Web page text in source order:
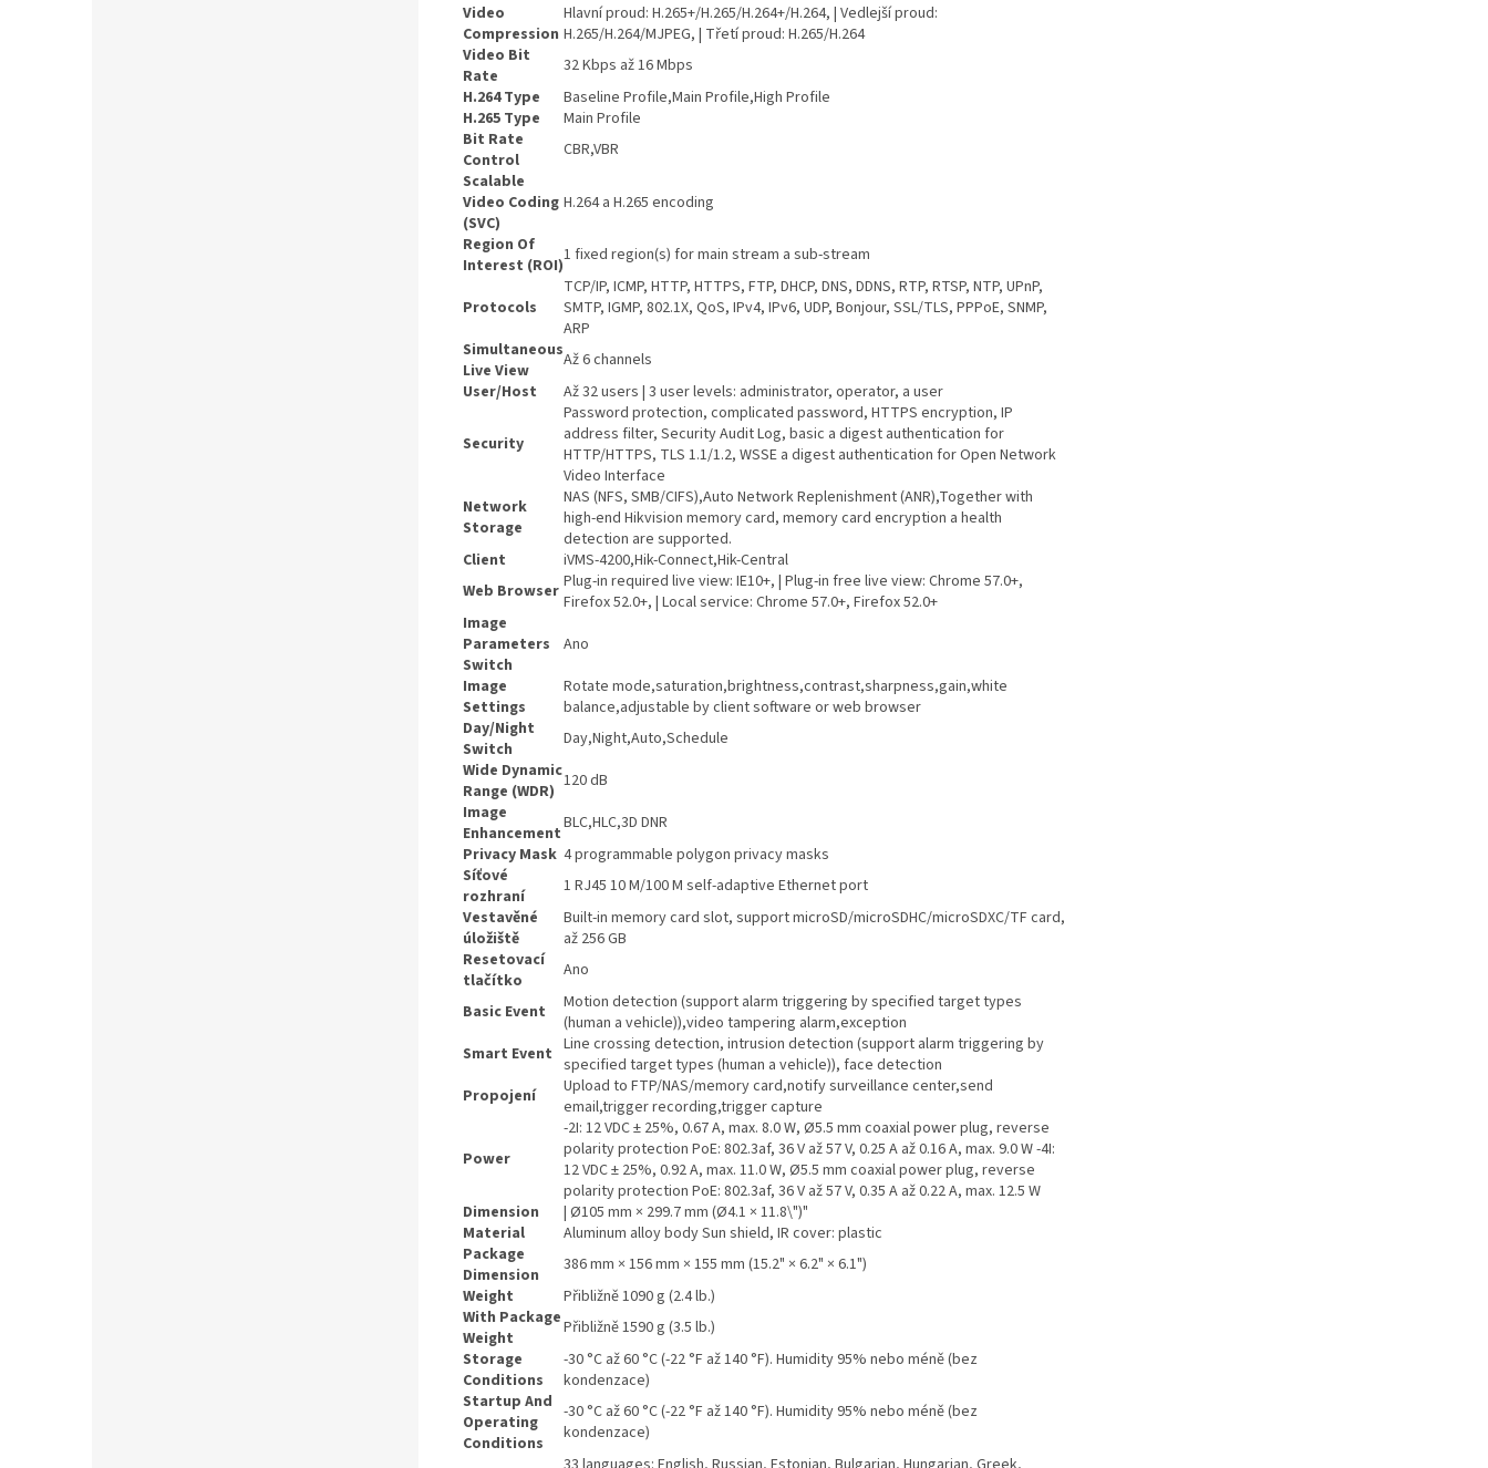
Video
Compression
Hlavní proud: H.265+/H.265/H.264+/H.264, | Vedlejší proud:
H.265/H.264/MJPEG, | Třetí proud: H.265/H.264
Video Bit
Rate
32 Kbps až 16 Mbps
H.264 Type
Baseline Profile,Main Profile,High Profile
H.265 Type
Main Profile
Bit Rate
Control
CBR,VBR
Scalable
Video Coding
(SVC)
H.264 a H.265 encoding
Region Of
Interest (ROI)1 fixed region(s) for main stream a sub-stream
Protocols
TCP/IP, ICMP, HTTP, HTTPS, FTP, DHCP, DNS, DDNS, RTP, RTSP, NTP, UPnP,
SMTP, IGMP, 802.1X, QoS, IPv4, IPv6, UDP, Bonjour, SSL/TLS, PPPoE, SNMP,
ARP
Simultaneous
Live View
Až 6 channels
User/Host
Až 32 users | 3 user levels: administrator, operator, a user
Security
Password protection, complicated password, HTTPS encryption, IP
address filter, Security Audit Log, basic a digest authentication for
HTTP/HTTPS, TLS 1.1/1.2, WSSE a digest authentication for Open Network
Video Interface
Network
Storage
NAS (NFS, SMB/CIFS),Auto Network Replenishment (ANR),Together with
high-end Hikvision memory card, memory card encryption a health
detection are supported.
Client
iVMS-4200,Hik-Connect,Hik-Central
Web Browser Plug-in required live view: IE10+, | Plug-in free live view: Chrome 57.0+,
Firefox 52.0+, | Local service: Chrome 57.0+, Firefox 52.0+
Image
Parameters
Switch
Ano
Image
Settings
Rotate mode,saturation,brightness,contrast,sharpness,gain,white
balance,adjustable by client software or web browser
Day/Night
Switch
Day,Night,Auto,Schedule
Wide Dynamic
Range (WDR) 120 dB
Image
EnhancementBLC,HLC,3D DNR
Privacy Mask 4 programmable polygon privacy masks
Síťové
rozhraní
1 RJ45 10 M/100 M self-adaptive Ethernet port
Vestavěné
úložiště
Built-in memory card slot, support microSD/microSDHC/microSDXC/TF card,
až 256 GB
Resetovací
tlačítko
Ano
Basic Event
Motion detection (support alarm triggering by specified target types
(human a vehicle)),video tampering alarm,exception
Smart Event Line crossing detection, intrusion detection (support alarm triggering by
specified target types (human a vehicle)), face detection
Propojení
Upload to FTP/NAS/memory card,notify surveillance center,send
email,trigger recording,trigger capture
Power
-2I: 12 VDC ± 25%, 0.67 A, max. 8.0 W, Ø5.5 mm coaxial power plug, reverse
polarity protection PoE: 802.3af, 36 V až 57 V, 0.25 A až 0.16 A, max. 9.0 W -4I:
12 VDC ± 25%, 0.92 A, max. 11.0 W, Ø5.5 mm coaxial power plug, reverse
polarity protection PoE: 802.3af, 36 V až 57 V, 0.35 A až 0.22 A, max. 12.5 W
Dimension
| Ø105 mm × 299.7 mm (Ø4.1 × 11.8\")"
Material
Aluminum alloy body Sun shield, IR cover: plastic
Package
Dimension
386 mm × 156 mm × 155 mm (15.2" × 6.2" × 6.1")
Weight
Přibližně 1090 g (2.4 lb.)
With Package
Weight
Přibližně 1590 g (3.5 lb.)
Storage
Conditions
-30 °C až 60 °C (-22 °F až 140 °F). Humidity 95% nebo méně (bez
kondenzace)
Startup And
Operating
Conditions
-30 °C až 60 °C (-22 °F až 140 °F). Humidity 95% nebo méně (bez
kondenzace)